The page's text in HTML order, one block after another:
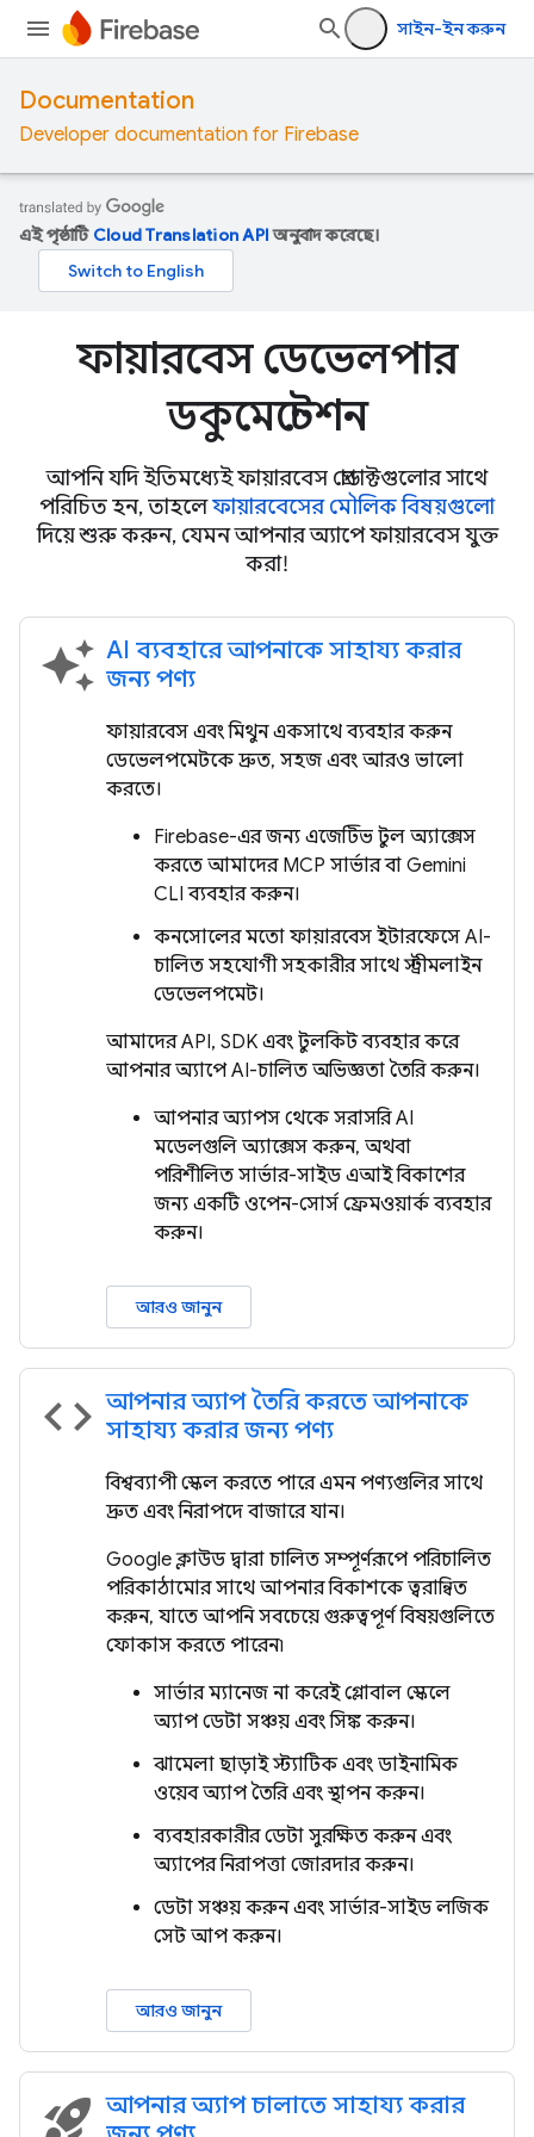
সাইন-ইন করুন
Documentation
Developer documentation for Firebase
এই পৃষ্ঠাটি Cloud Translation APIঅনুবাদ করেছে।
ফায়ারবেস ডেভেলপার
ডকুমেন্টেশন
আপনি যদি ইতিমধ্যেই ফায়ারবেস প্রোডাক্টগুলোর সাথে
পরিচিত হন, তাহলেফায়ারবেসের মৌলিক বিষয়গুলো
দিয়ে শুরু করুন, যেমন আপনার অ্যাপে ফায়ারবেস যুক্ত
করা!
auto_awesome AI ব্যবহারে আপনাকে সাহায্য করার
জন্য পণ্য
ফায়ারবেস এবং মিথুন একসাথে ব্যবহার করুন
ডেভেলপমেন্টকে দ্রুত, সহজ এবং আরও ভালো
করতে।
Firebase-এর জন্য এজেন্টিভ টুল অ্যাক্সেস
করতে আমাদের MCP সার্ভার বা Gemini
CLI ব্যবহার করুন।
কনসোলের মতো ফায়ারবেস ইন্টারফেসে AI-
চালিত সহযোগী সহকারীর সাথে স্ট্রীমলাইন
ডেভেলপমেন্ট।
আমাদের API, SDK এবং টুলকিট ব্যবহার করে
আপনার অ্যাপে AI-চালিত অভিজ্ঞতা তৈরি করুন।
আপনার অ্যাপস থেকে সরাসরি AI
মডেলগুলি অ্যাক্সেস করুন, অথবা
পরিশীলিত সার্ভার-সাইড এআই বিকাশের
জন্য একটি ওপেন-সোর্স ফ্রেমওয়ার্ক ব্যবহার
করুন।
আরও জানুন
code আপনার অ্যাপ তৈরি করতে আপনাকে
সাহায্য করার জন্য পণ্য
বিশ্বব্যাপী স্কেল করতে পারে এমন পণ্যগুলির সাথে
দ্রুত এবং নিরাপদে বাজারে যান।
Google ক্লাউড দ্বারা চালিত সম্পূর্ণরূপে পরিচালিত
পরিকাঠামোর সাথে আপনার বিকাশকে ত্বরান্বিত
করুন, যাতে আপনি সবচেয়ে গুরুত্বপূর্ণ বিষয়গুলিতে
ফোকাস করতে পারেন৷
সার্ভার ম্যানেজ না করেই গ্লোবাল স্কেলে
অ্যাপ ডেটা সঞ্চয় এবং সিঙ্ক করুন।
ঝামেলা ছাড়াই স্ট্যাটিক এবং ডাইনামিক
ওয়েব অ্যাপ তৈরি এবং স্থাপন করুন।
ব্যবহারকারীর ডেটা সুরক্ষিত করুন এবং
অ্যাপের নিরাপত্তা জোরদার করুন।
ডেটা সঞ্চয় করুন এবং সার্ভার-সাইড লজিক
সেট আপ করুন।
আরও জানুন
rocket_launch আপনার অ্যাপ চালাতে সাহায্য করার